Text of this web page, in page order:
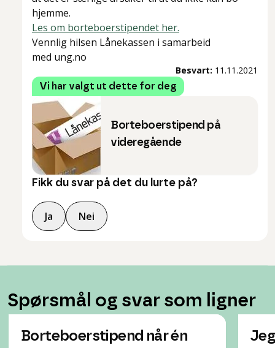
hjemme.
Les om borteboerstipendet her.
Vennlig hilsen Lånekassen i samarbeid
med ung.no
Besvart: 11.11.2021
Vi har valgt ut dette for deg
Borteboerstipend på
videregående
Fikk du svar på det du lurte på?
Ja Nei
Spørsmål og svar som ligner
Borteboerstipend når én